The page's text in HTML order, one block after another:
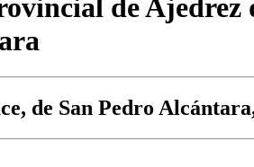
de Ajedrez
de San Pedro